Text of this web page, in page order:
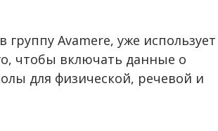
Avamere, уже использует
чтобы включать данные о
для физической, речевой и